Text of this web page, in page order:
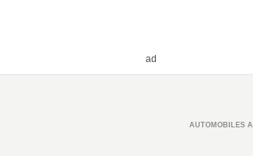
ad
AUTOMOBILES